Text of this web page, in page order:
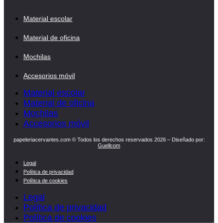
Material escolar
Material de oficina
Mochilas
Accesorios móvil
Material escolar
Material de oficina
Mochilas
Accesorios móvil
papeleriacervantes.com © Todos los derechos reservados 2026 – Diseñado por:
Guellcom
Legal
Política de privacidad
Política de cookies
Legal
Política de privacidad
Política de cookies